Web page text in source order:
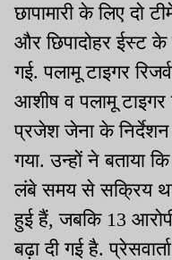
छापामारी के लिए दो
और छिपादोहर ईस्ट के
गई. पलामू टाइगर
आशीष व पलामू टाइगर
प्रजेश जेना के
गया. उन्हों ने बताया
लंबे समय से सक्रिय
हुई हैं, जबकि 13
बढ़ा दी गई है.